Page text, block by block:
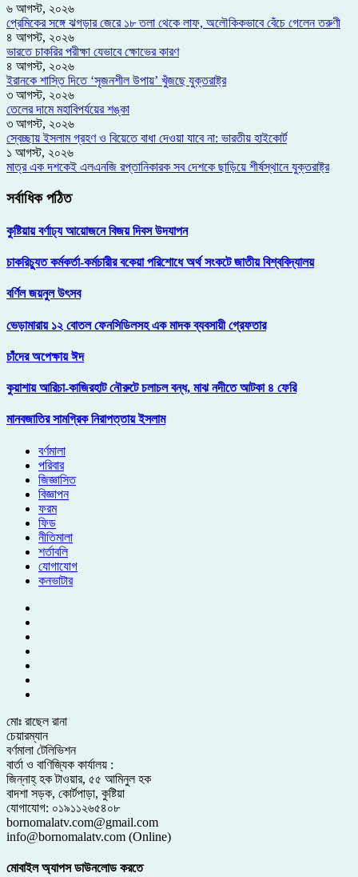
৬ আগস্ট, ২০২৬
প্রেমিকের সঙ্গে ঝগড়ার জেরে ১৮ তলা থেকে লাফ, অলৌকিকভাবে বেঁচে গেলেন তরুণী
৪ আগস্ট, ২০২৬
ভারতে চাকরির পরীক্ষা যেভাবে ক্ষোভের কারণ
৪ আগস্ট, ২০২৬
ইরানকে শাস্তি দিতে ‘সৃজনশীল উপায়’ খুঁজছে যুক্তরাষ্ট্র
৩ আগস্ট, ২০২৬
তেলের দামে মহাবিপর্যয়ের শঙ্কা
৩ আগস্ট, ২০২৬
স্বেচ্ছায় ইসলাম গ্রহণ ও বিয়েতে বাধা দেওয়া যাবে না: ভারতীয় হাইকোর্ট
১ আগস্ট, ২০২৬
মাত্র এক দশকেই এলএনজি রপ্তানিকারক সব দেশকে ছাড়িয়ে শীর্ষস্থানে যুক্তরাষ্ট্র
সর্বাধিক পঠিত
কুষ্টিয়ায় বর্ণাঢ্য আয়োজনে বিজয় দিবস উদযাপন
চাকরিচ্যুত কর্মকর্তা-কর্মচারীর বকেয়া পরিশোধে অর্থ সংকটে জাতীয় বিশ্ববিদ্যালয়
বর্ণিল জয়নুল উৎসব
ভেড়ামারায় ১২ বোতল ফেনসিডিলসহ এক মাদক ব্যবসায়ী গ্রেফতার
চাঁদের অপেক্ষায় ঈদ
কুয়াশায় আরিচা-কাজিরহাট নৌরুটে চলাচল বন্ধ, মাঝ নদীতে আটকা ৪ ফেরি
মানবজাতির সামগ্রিক নিরাপত্তায় ইসলাম
বর্ণমালা
পরিবার
জিজ্ঞাসিত
বিজ্ঞাপন
ফরম
ফিড
নীতিমালা
শর্তাবলি
যোগাযোগ
কনভাটার
মোঃ রাছেল রানা
চেয়ারম্যান
বর্ণমালা টেলিভিশন
বার্তা ও বাণিজ্যিক কার্যালয় :
জিন্নাহ্ হক টাওয়ার, ৫৫ আমিনুল হক
বাদশা সড়ক, কোর্টপাড়া, কুষ্টিয়া
যোগাযোগ: ০১৯১১২৬৫৪০৮
bornomalatv.com@gmail.com
info@bornomalatv.com (Online)
মোবাইল অ্যাপস ডাউনলোড করতে